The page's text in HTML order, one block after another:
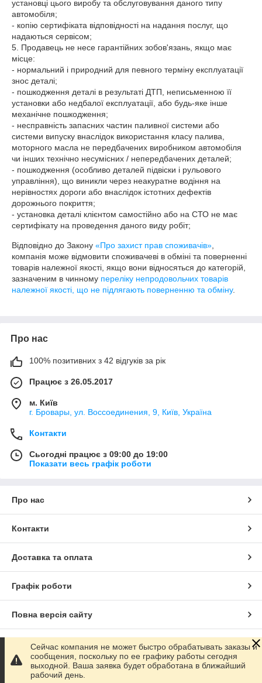
установці цього виробу та обслуговування даного типу
автомобіля;
- копію сертифіката відповідності на надання послуг, що
надаються сервісом;
5. Продавець не несе гарантійних зобов'язань, якщо має
місце:
- нормальний і природний для певного терміну експлуатації
знос деталі;
- пошкодження деталі в результаті ДТП, неписьменною її
установки або недбалої експлуатації, або будь-яке інше
механічне пошкодження;
- несправність запасних частин паливної системи або
системи випуску внаслідок використання класу палива,
моторного масла не передбачених виробником автомобіля
чи інших технічно несумісних / непередбачених деталей;
- пошкодження (особливо деталей підвіски і рульового
управління), що виникли через неакуратне водіння на
нерівностях дороги або внаслідок істотних дефектів
дорожнього покриття;
- установка деталі клієнтом самостійно або на СТО не має
сертифікату на проведення даного виду робіт;
Відповідно до Закону «Про захист прав споживачів»
компанія може відмовити споживачеві в обміні та поверненні
товарів належної якості, якщо вони відносяться до категорій,
зазначеним в чинному переліку непродовольчих товарів
належної якості, що не підлягають поверненню та обміну.
Про нас
100% позитивних з 42 відгуків за рік
Працює з 26.05.2017
м. Київ
г. Бровары, ул. Воссоединения, 9, Київ, Україна
Контакти
Сьогодні працює з 09:00 до 19:00
Показати весь графік роботи
Про нас
Контакти
Доставка та оплата
Графік роботи
Повна версія сайту
Сайт створено на маркетплейсі Prom.ua
Політика конфіденційності
Сейчас компания не может быстро обрабатывать заказы и
сообщения, поскольку по ее графику работы сегодня
выходной. Ваша заявка будет обработана в ближайший
рабочий день.